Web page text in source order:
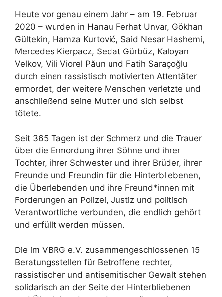
Heute vor genau einem Jahr – am 19. Februar
2020 – wurden in Hanau Ferhat Unvar, Gökhan
Gültekin, Hamza Kurtović, Said Nesar Hashemi,
Mercedes Kierpacz, Sedat Gürbüz, Kaloyan
Velkov, Vili Viorel Păun und Fatih Saraçoğlu
durch einen rassistisch motivierten Attentäter
ermordet, der weitere Menschen verletzte und
anschließend seine Mutter und sich selbst
tötete.
Seit 365 Tagen ist der Schmerz und die Trauer
über die Ermordung ihrer Söhne und ihrer
Tochter, ihrer Schwester und ihrer Brüder, ihrer
Freunde und Freundin für die Hinterbliebenen,
die Überlebenden und ihre Freund*innen mit
Forderungen an Polizei, Justiz und politisch
Verantwortliche verbunden, die endlich gehört
und erfüllt werden müssen.
Die im VBRG e.V. zusammengeschlossenen 15
Beratungsstellen für Betroffene rechter,
rassistischer und antisemitischer Gewalt stehen
solidarisch an der Seite der Hinterbliebenen